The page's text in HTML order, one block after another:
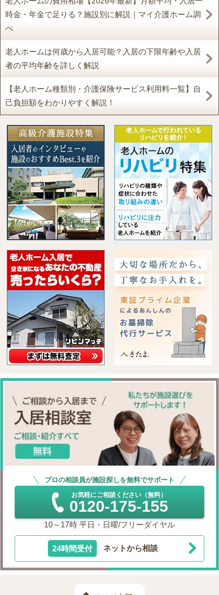
時金・年金で足りる？施設別に解説｜マイ介護ホーム調
べ
老人ホームは何歳から入居可能？入居の下限年齢や入居
者の平均年齢を詳しく解説
【老人ホーム種類別・介護保険サービス利用料一覧】自
己負担額をわかりやすく解説！
プロの相談員が施設探しを無料でサポート
お気軽にご相談ください（無料）
0120-175-155
10～17時 平日・日曜/フリーダイヤル
24時間受付 ネットから相談